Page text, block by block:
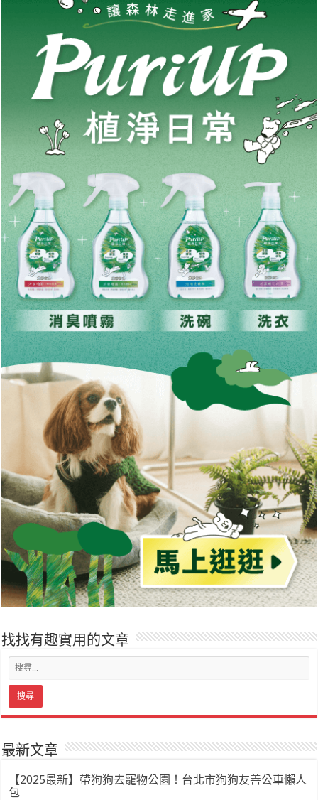
找找有趣實用的文章
最新文章
【2025最新】帶狗狗去寵物公園！台北市狗狗友善公車懶人
包